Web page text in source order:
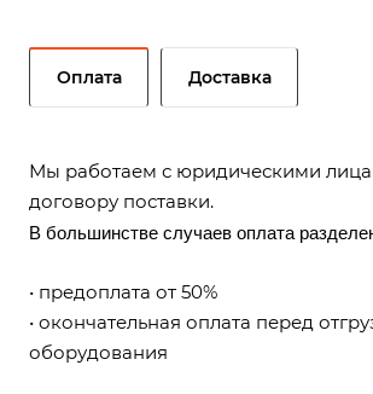
Оплата Доставка
Мы работаем с юридическими
договору поставки.
В большинстве случаев оплата
• предоплата от 50%
• окончательная оплата перед
оборудования